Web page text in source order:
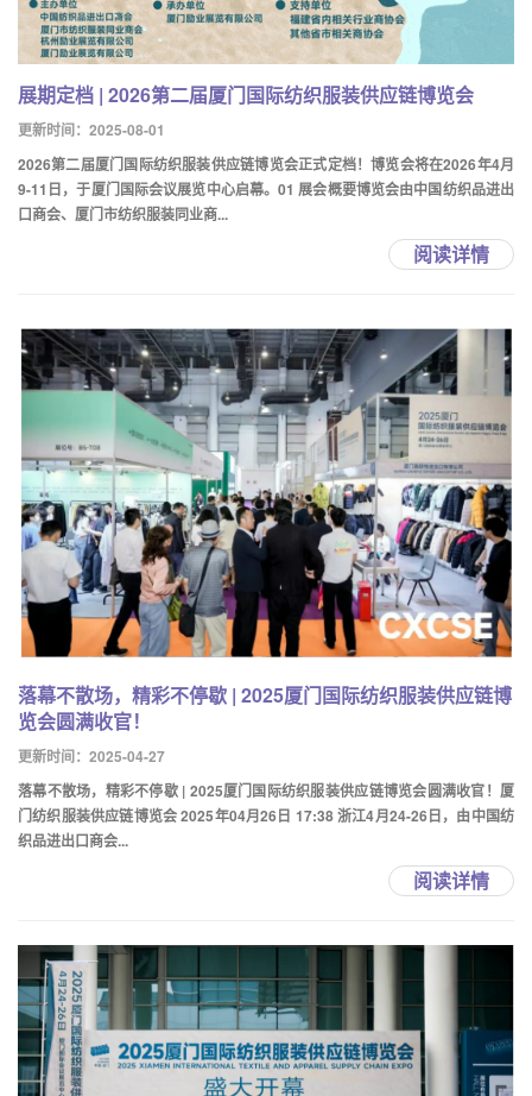
展期定档 | 2026第二届厦门国际纺织服装供应链博览会
更新时间：2025-08-01
2026第二届厦门国际纺织服装供应链博览会正式定档！博览会将在2026年4月
9-11日，于厦门国际会议展览中心启幕。01 展会概要博览会由中国纺织品进出
口商会、厦门市纺织服装同业商...
阅读详情
落幕不散场，精彩不停歇 | 2025厦门国际纺织服装供应链博
览会圆满收官！
更新时间：2025-04-27
落幕不散场，精彩不停歇 | 2025厦门国际纺织服装供应链博览会圆满收官！厦
门纺织服装供应链博览会 2025年04月26日 17:38 浙江4月24-26日，由中国纺
织品进出口商会...
阅读详情